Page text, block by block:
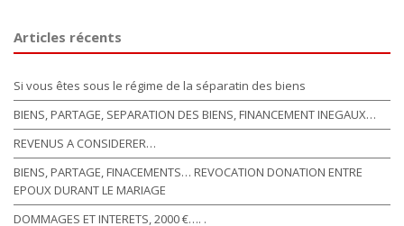
Articles récents
Si vous êtes sous le régime de la séparatin des biens
BIENS, PARTAGE, SEPARATION DES BIENS, FINANCEMENT INEGAUX…
REVENUS A CONSIDERER…
BIENS, PARTAGE, FINACEMENTS… REVOCATION DONATION ENTRE
EPOUX DURANT LE MARIAGE
DOMMAGES ET INTERETS, 2000 €…. .